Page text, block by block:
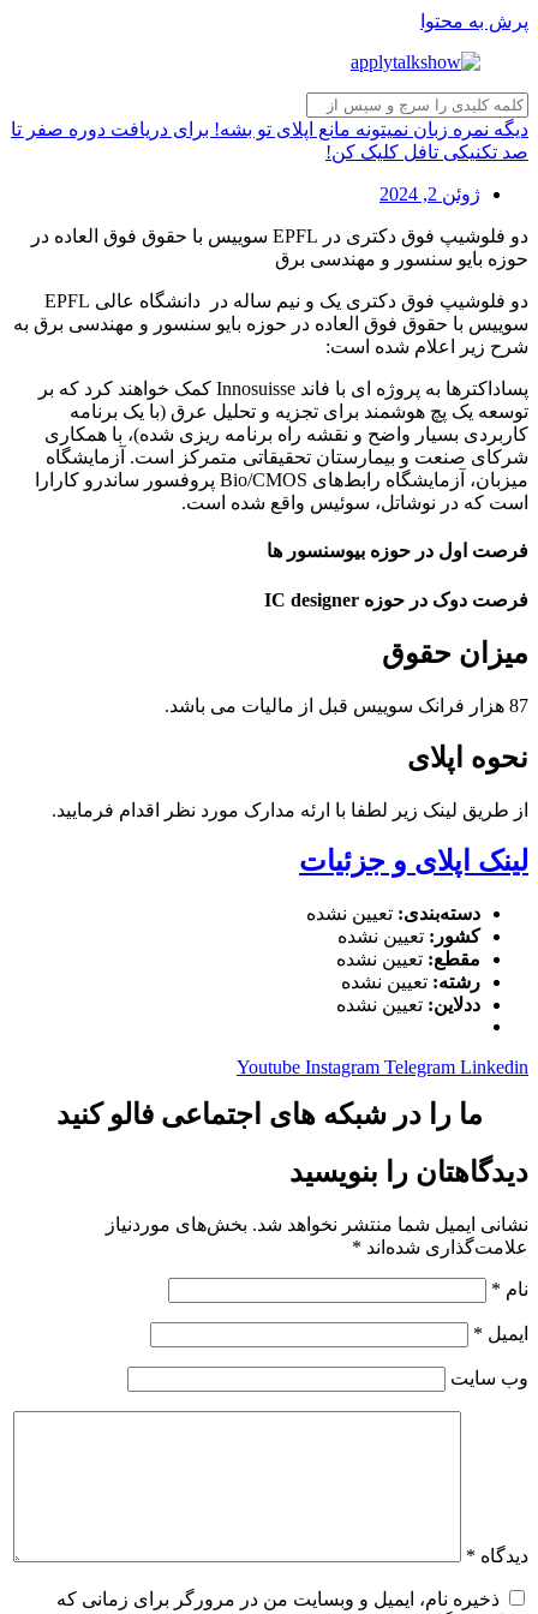
پرش به محتوا
دیگه نمره زبان نمیتونه مانع اپلای تو بشه! برای دریافت دوره صفر تا
صد تکنیکی تافل کلیک کن!
ژوئن 2, 2024
دو فلوشیپ فوق دکتری در EPFL سوییس با حقوق فوق العاده در
حوزه بایو سنسور و مهندسی برق
دو فلوشیپ فوق دکتری یک و نیم ساله در دانشگاه عالی EPFL
سوییس با حقوق فوق العاده در حوزه بایو سنسور و مهندسی برق به
شرح زیر اعلام شده است:
پساداکترها به پروژه ای با فاند Innosuisse کمک خواهند کرد که بر
توسعه یک پچ هوشمند برای تجزیه و تحلیل عرق (با یک برنامه
کاربردی بسیار واضح و نقشه راه برنامه ریزی شده)، با همکاری
شرکای صنعت و بیمارستان تحقیقاتی متمرکز است. آزمایشگاه
میزبان، آزمایشگاه رابط‌های Bio/CMOS پروفسور ساندرو کارارا
است که در نوشاتل، سوئیس واقع شده است.
فرصت اول در حوزه بیوسنسور ها
فرصت دوک در حوزه IC designer
میزان حقوق
87 هزار فرانک سوییس قبل از مالیات می باشد.
نحوه اپلای
از طریق لینک زیر لطفا با ارئه مدارک مورد نظر اقدام فرمایید.
لینک اپلای و جزئیات
دسته‌بندی: تعیین نشده
کشور: تعیین نشده
مقطع: تعیین نشده
رشته: تعیین نشده
ددلاین: تعیین نشده
Youtube Instagram Telegram Linkedin
ما را در شبکه های اجتماعی فالو کنید
دیدگاهتان را بنویسید
نشانی ایمیل شما منتشر نخواهد شد. بخش‌های موردنیاز
علامت‌گذاری شده‌اند *
نام *
ایمیل *
وب‌ سایت
دیدگاه *
ذخیره نام، ایمیل و وبسایت من در مرورگر برای زمانی که